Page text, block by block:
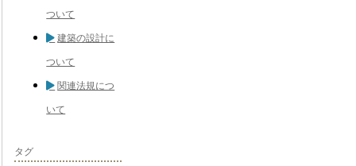
ついて
建築の設計に
ついて
関連法規につ
いて
タグ